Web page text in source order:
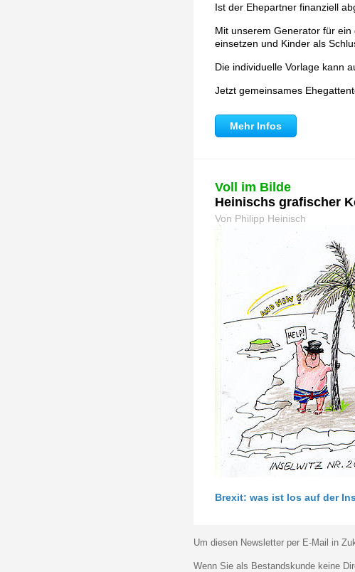
Ist der Ehepartner finanziell
Mit unserem Generator für
einsetzen und Kinder als
Die individuelle Vorlage kann
Jetzt gemeinsames
Mehr Infos
Voll im Bilde
Heinischs grafischer
Von Philipp Heinisch
Brexit: was ist los auf der
Um diesen Newsletter per E-Mail in
Wenn Sie als Bestandskunde keine